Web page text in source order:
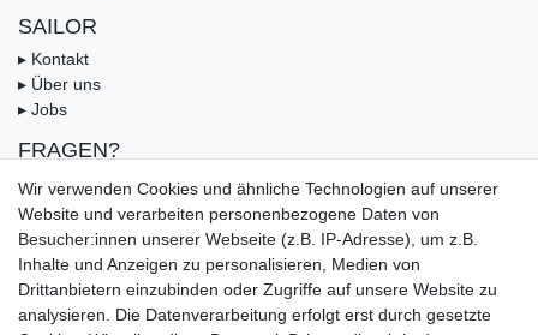
SAILOR
▸ Kontakt
▸ Über uns
▸ Jobs
FRAGEN?
▸ FAQ
▸ Zahlungsarten
▸ Versandbedingungen
▸ Gutschein
UNSERE ZAHLUNGSMÖGLICKEITEN
Wir verwenden Cookies und ähnliche Technologien auf unserer
Website und verarbeiten personenbezogene Daten von
Besucher:innen unserer Webseite (z.B. IP-Adresse), um z.B.
Inhalte und Anzeigen zu personalisieren, Medien von
Drittanbietern einzubinden oder Zugriffe auf unsere Website zu
analysieren. Die Datenverarbeitung erfolgt erst durch gesetzte